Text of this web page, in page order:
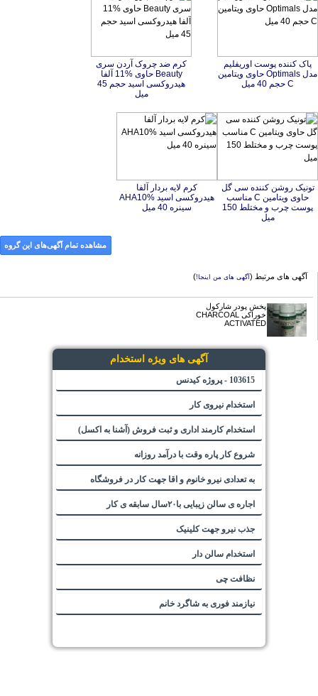
پاک کننده پوست اوریفلیم
مدل Optimals حاوی ویتامین
C حجم 40 میل
کرم ضد چروک آردن سری
Beauty حاوی %11 آلفا
هیدروکسی اسید حجم 45
میل
تونیک روشن کننده سی گل
حاوی ویتامین C مناسب
پوست چرب و مختلط 150
میل
کرم لایه بردار آلفا
هیدروکسی اسید AHA10%
سینره 40 میل
مشاهده تمام آگهی‌های این گروه
آگهی های مرتبط (آگهی های من اینجا!)
پخش پودر شارکول
خوراکی CHARCOAL
ACTIVATED
آگهی های ویژه استخدام
103615 - پروژه کیدنس
استخدام نیروی کار
استخدام کارمند اداری و ثبت فروش (آشنا به اکسل)
شروع کار پاره وقت با درآمد روزانه
به تعدادی نیرو خانوم و اقا جهت کار در فروشگاه
اجاره ی سالن زیبایی با۲۰سال سابقه ی کار
جذب نیرو جهت کلینیک
استخدام سالن دار
نظافت چی
نیازمند فوری به شاگرد خانم